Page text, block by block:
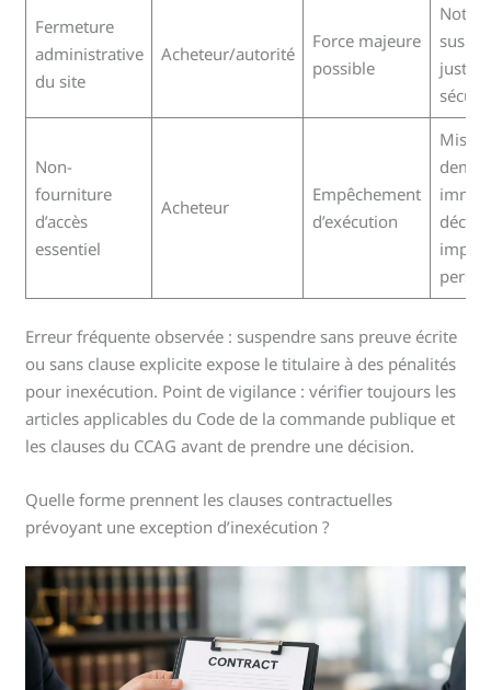
Fermeture
administrative
du site
Acheteur/autorité
Force majeure
possible
Non-
fourniture
d’accès
essentiel
Acheteur
Empêchement
d’exécution
Mise
Erreur fréquente observée : suspendre sans preuve écrite
ou sans clause explicite expose le titulaire à des pénalités
pour inexécution. Point de vigilance : vérifier toujours les
articles applicables du Code de la commande publique et
les clauses du CCAG avant de prendre une décision.
Quelle forme prennent les clauses contractuelles
prévoyant une exception d’inexécution ?